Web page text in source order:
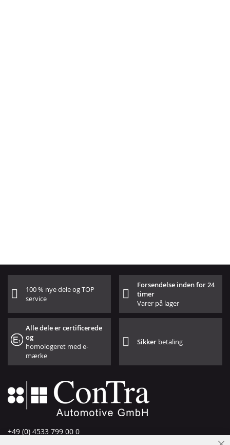
100 % nye dele og TOP
service
Forsendelse inden for 24
timer
Varer på lager
Alle dele er certificerede
og
homologeret med e-
mærke
Sikker betaling
+49 (0) 4533 799 00 0